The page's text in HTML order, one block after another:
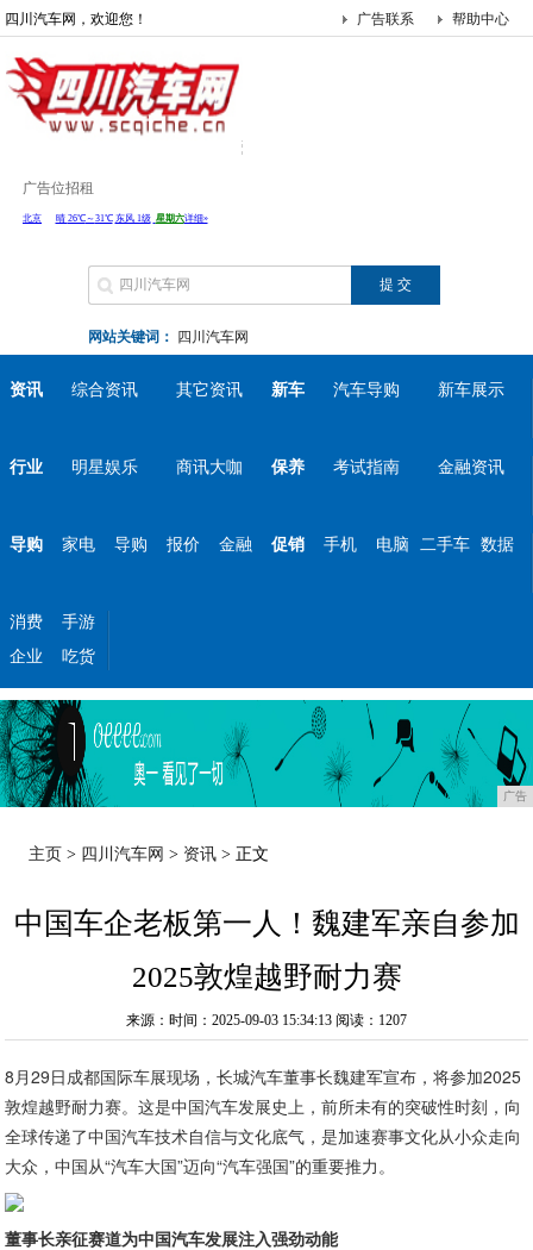
四川汽车网，欢迎您！ 帮助中心
广告联系
广告位招租
网站关键词： 四川汽车网
资讯 综合资讯 其它资讯 新车 汽车导购 新车展示
行业 明星娱乐 商讯大咖 保养 考试指南 金融资讯
导购 家电 导购 报价 金融 促销 手机 电脑 二手车 数据
消费
手游
企业
吃货
广告
主页 > 四川汽车网 > 资讯 > 正文
中国车企老板第一人！魏建军亲自参加
2025敦煌越野耐力赛
来源：时间：2025-09-03 15:34:13 阅读：1207
8月29日成都国际车展现场，长城汽车董事长魏建军宣布，将参加2025
敦煌越野耐力赛。这是中国汽车发展史上，前所未有的突破性时刻，向
全球传递了中国汽车技术自信与文化底气，是加速赛事文化从小众走向
大众，中国从“汽车大国”迈向“汽车强国”的重要推力。
董事长亲征赛道为中国汽车发展注入强劲动能